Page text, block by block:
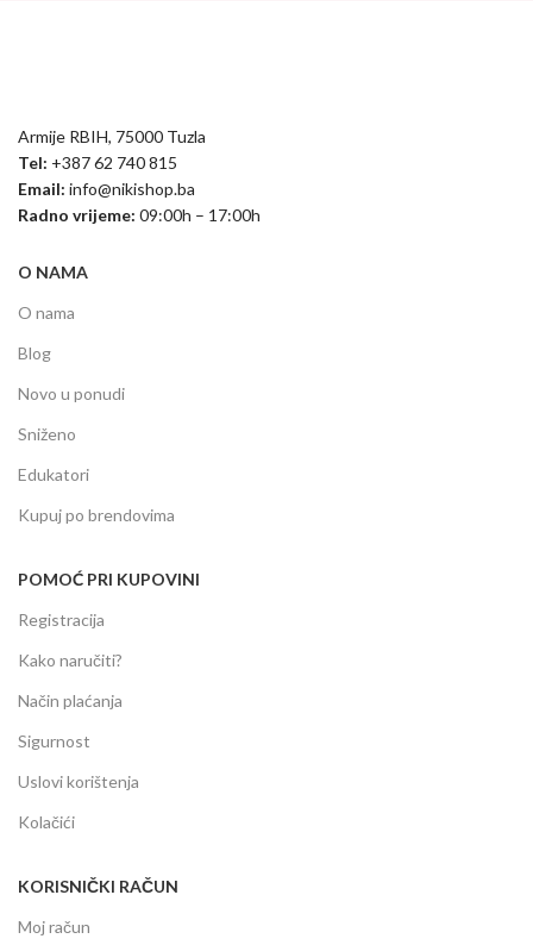
Armije RBIH, 75000 Tuzla
Tel: +387 62 740 815
Email: info@nikishop.ba
Radno vrijeme: 09:00h – 17:00h
O NAMA
O nama
Blog
Novo u ponudi
Sniženo
Edukatori
Kupuj po brendovima
POMOĆ PRI KUPOVINI
Registracija
Kako naručiti?
Način plaćanja
Sigurnost
Uslovi korištenja
Kolačići
KORISNIČKI RAČUN
Moj račun